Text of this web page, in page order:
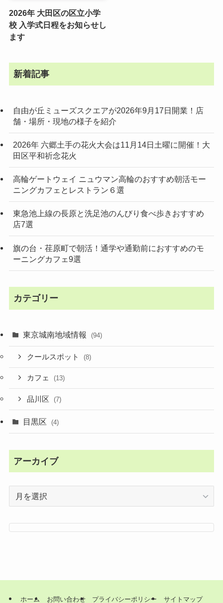
2026年 大田区の区立小学
校 入学式日程をお知らせし
ます
新着記事
自由が丘ミューズスクエアが2026年9月17日開業！店
舗・場所・現地の様子を紹介
2026年 六郷土手の花火大会は11月14日土曜に開催！大
田区平和祈念花火
高輪ゲートウェイ ニュウマン高輪のおすすめ朝活モー
ニングカフェとレストラン６選
東急池上線の長原と洗足池のんびり食べ歩きおすすめ
店7選
旗の台・荏原町で朝活！通学や通勤前におすすめのモ
ーニングカフェ9選
カテゴリー
東京城南地域情報 (94)
クールスポット (8)
カフェ (13)
品川区 (7)
目黒区 (4)
アーカイブ
ホーム お問い合わせ プライバシーポリシー サイトマップ